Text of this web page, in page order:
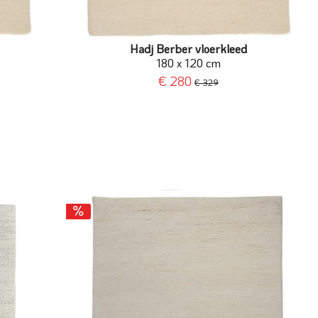
Hadj Berber vloerkleed
180 x 120 cm
€ 280 € 329